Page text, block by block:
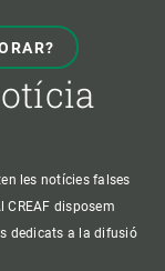
les notícies falses
disposem
dedicats a la difusió